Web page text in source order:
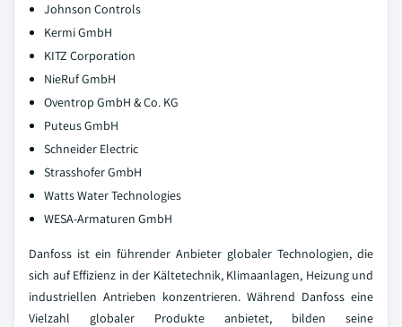
Johnson Controls
Kermi GmbH
KITZ Corporation
NieRuf GmbH
Oventrop GmbH & Co. KG
Puteus GmbH
Schneider Electric
Strasshofer GmbH
Watts Water Technologies
WESA-Armaturen GmbH
Danfoss ist ein führender Anbieter globaler Technologien, die
sich auf Effizienz in der Kältetechnik, Klimaanlagen, Heizung und
industriellen Antrieben konzentrieren. Während Danfoss eine
Vielzahl globaler Produkte anbietet, bilden seine